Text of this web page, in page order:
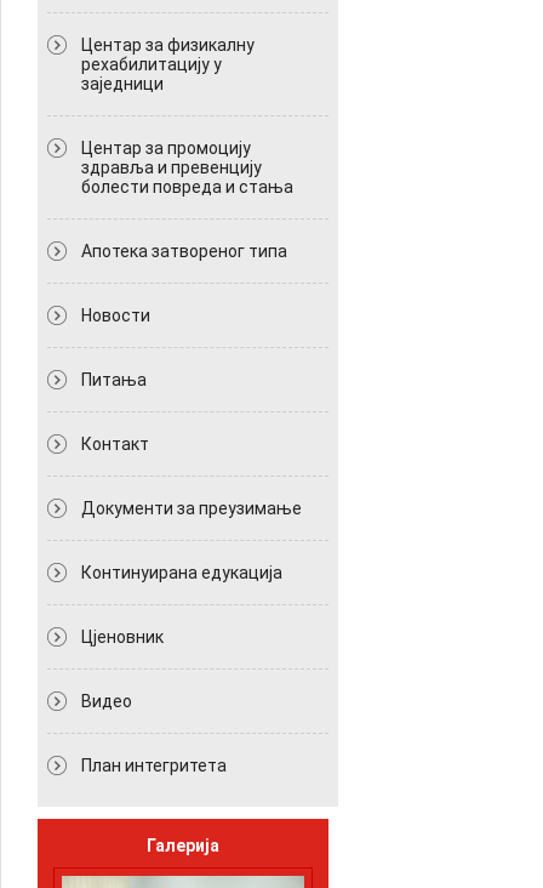
Центар за физикалну
рехабилитацију у
заједници
Центар за промоцију
здравља и превенцију
болести повреда и стања
Апотека затвореног типа
Новости
Питања
Контакт
Документи за преузимање
Континуирана едукација
Цјеновник
Видео
План интегритета
Галерија